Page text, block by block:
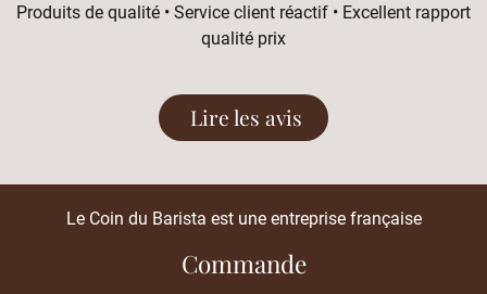
Produits de qualité • Service client réactif • Excellent rapport
qualité prix
Lire les avis
Le Coin du Barista est une entreprise française
Commande